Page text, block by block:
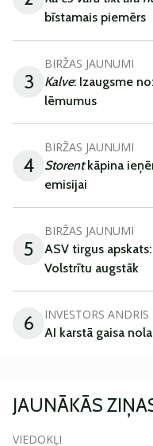
bīstamais piemērs
3
BIRŽAS JAUNUMI
Kalve: Izaugsme
lēmumus
4
BIRŽAS JAUNUMI
Storentkāpina
emisijai
5
BIRŽAS JAUNUMI
ASV tirgus
Volstrītu augstāk
6 INVESTORS ANDRIS
AI karstā gaisa
JAUNĀKĀS
VIEDOKĻI